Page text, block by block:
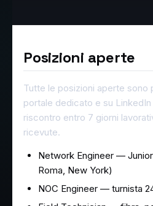
Posizioni aperte
Tutte le posizioni aperte sono
portale dedicato e su
riscontro entro 7 giorni
ricevute.
Network Engineer —
Roma, New York)
NOC Engineer — turnista